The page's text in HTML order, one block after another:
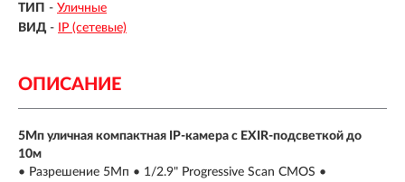
ТИП - Уличные
ВИД - IP (сетевые)
ОПИСАНИЕ
5Мп уличная компактная IP-камера с EXIR-подсветкой до
10м
• Разрешение 5Мп • 1/2.9" Progressive Scan CMOS •